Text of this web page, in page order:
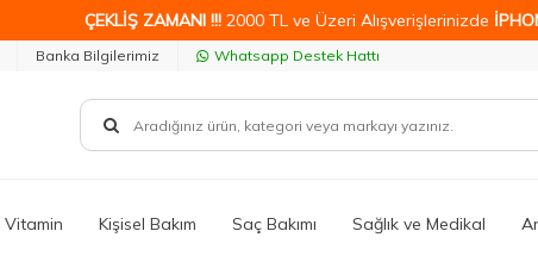
ÇEKLİŞ ZAMANI !!!2000 TL ve Üzeri Alışverişlerinizde
Banka Bilgilerimiz Whatsapp Destek Hattı
Vitamin Kişisel Bakım Saç Bakımı Sağlık ve Medikal